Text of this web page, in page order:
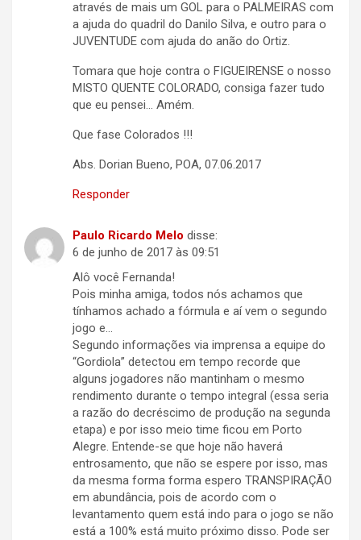
através de mais um GOL para o PALMEIRAS com
a ajuda do quadril do Danilo Silva, e outro para o
JUVENTUDE com ajuda do anão do Ortiz.
Tomara que hoje contra o FIGUEIRENSE o nosso
MISTO QUENTE COLORADO, consiga fazer tudo
que eu pensei… Amém.
Que fase Colorados !!!
Abs. Dorian Bueno, POA, 07.06.2017
Responder
Paulo Ricardo Melo disse:
6 de junho de 2017 às 09:51
Alô você Fernanda!
Pois minha amiga, todos nós achamos que
tínhamos achado a fórmula e aí vem o segundo
jogo e…
Segundo informações via imprensa a equipe do
“Gordiola” detectou em tempo recorde que
alguns jogadores não mantinham o mesmo
rendimento durante o tempo integral (essa seria
a razão do decréscimo de produção na segunda
etapa) e por isso meio time ficou em Porto
Alegre. Entende-se que hoje não haverá
entrosamento, que não se espere por isso, mas
da mesma forma forma espero TRANSPIRAÇÃO
em abundância, pois de acordo com o
levantamento quem está indo para o jogo se não
está a 100% está muito próximo disso. Pode ser